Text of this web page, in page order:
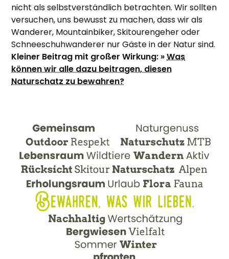
nicht als selbstverständlich betrachten. Wir sollten
versuchen, uns bewusst zu machen, dass wir als
Wanderer, Mountainbiker, Skitourengeher oder
Schneeschuhwanderer nur Gäste in der Natur sind.
Kleiner Beitrag mit großer Wirkung: »Was
können wir alle dazu beitragen, diesen
Naturschatz zu bewahren?